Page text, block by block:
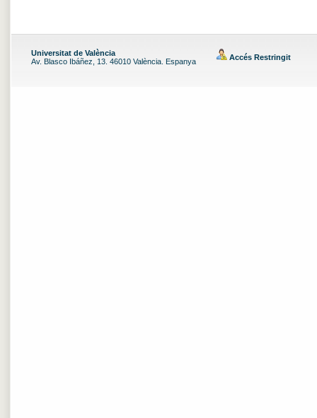
Universitat de València
Av. Blasco Ibáñez, 13. 46010 València. Espanya
Accés Restringit